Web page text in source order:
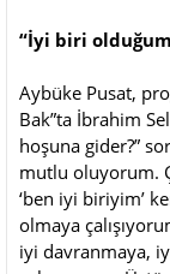
“İyi biri
Aybüke Pusat,
Bak”ta İbrahim
hoşuna gider?”
mutlu oluyorum.
‘ben iyi biriyim’
olmaya
iyi davranmaya,